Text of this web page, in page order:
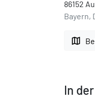
86152
Bayern,
map
In